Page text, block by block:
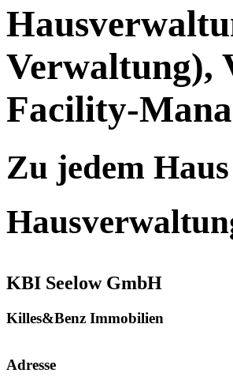
Verwaltung),
Facility-
Zu jedem
KBI Seelow GmbH
Killes&Benz Immobilien
Adresse